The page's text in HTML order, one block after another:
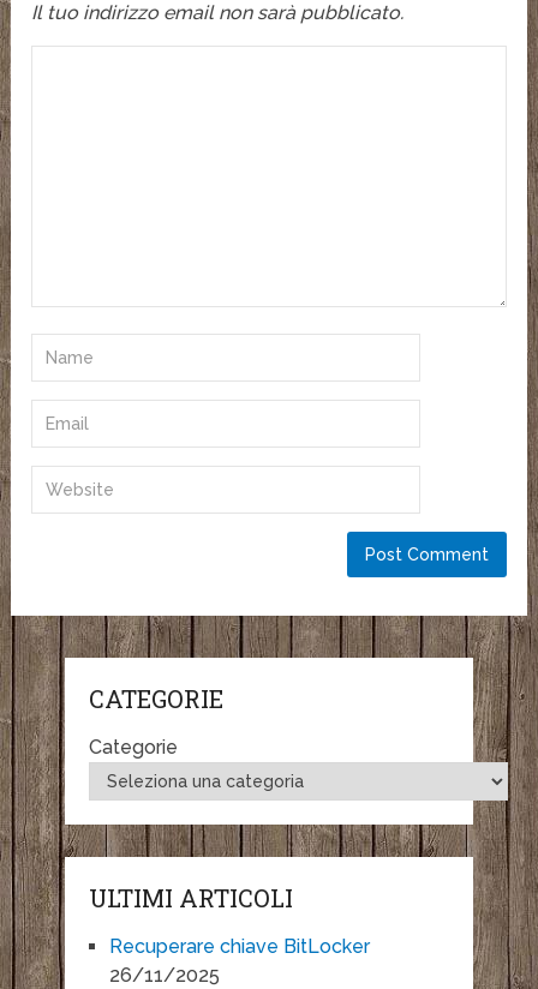
Il tuo indirizzo email non sarà pubblicato.
CATEGORIE
Categorie
ULTIMI ARTICOLI
Recuperare chiave BitLocker
26/11/2025